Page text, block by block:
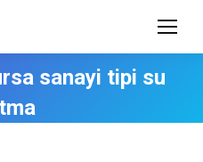
sanayi tipi su